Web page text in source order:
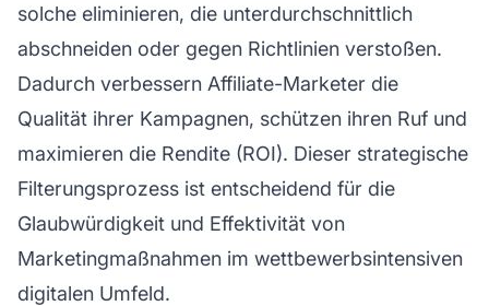
solche eliminieren, die unterdurchschnittlich
abschneiden oder gegen Richtlinien verstoßen.
Dadurch verbessern Affiliate-Marketer die
Qualität ihrer Kampagnen, schützen ihren Ruf und
maximieren die Rendite (ROI). Dieser strategische
Filterungsprozess ist entscheidend für die
Glaubwürdigkeit und Effektivität von
Marketingmaßnahmen im wettbewerbsintensiven
digitalen Umfeld.